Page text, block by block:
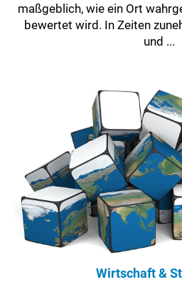
maßgeblich, wie ein Ort
bewertet wird. In Zeiten
und ...
Wirtschaft &